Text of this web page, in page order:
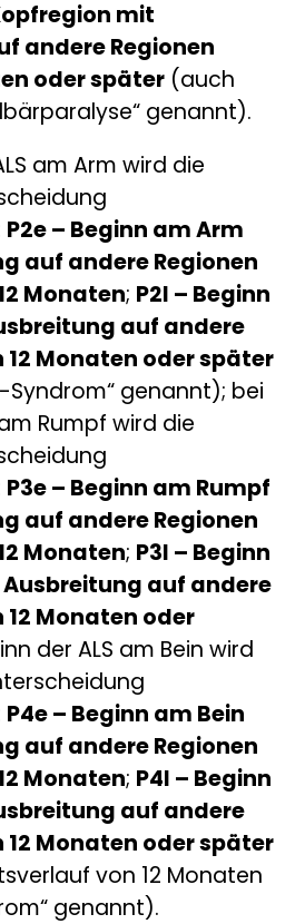
mit
andere Regionen
oder später (auch
genannt).
am Arm wird die
P2e – Beginn am Arm
auf andere Regionen
Monaten; P2l – Beginn
auf andere
12 Monaten oder später
Syndrom“ genannt); bei
Rumpf wird die
P3e – Beginn am Rumpf
auf andere Regionen
Monaten; P3l – Beginn
auf andere
12 Monaten oder
der ALS am Bein wird
P4e – Beginn am Bein
auf andere Regionen
Monaten; P4l – Beginn
auf andere
12 Monaten oder später
von 12 Monaten
genannt).